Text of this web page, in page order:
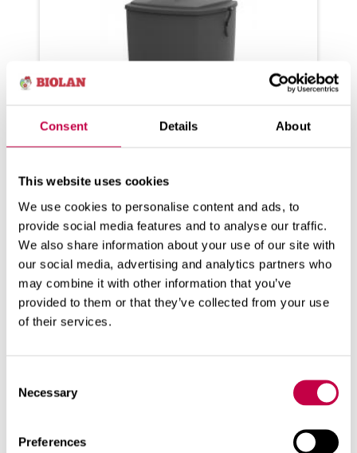
Consent Details About
This website uses cookies
We use cookies to personalise content and ads, to
provide social media features and to analyse our traffic.
We also share information about your use of our site with
our social media, advertising and analytics partners who
may combine it with other information that you’ve
provided to them or that they’ve collected from your use
of their services.
Selection
Necessary
Preferences
BIO­LAN MÖK­KI­KOM­POS­TO­RI
Käy­mä­lä- ja keit­tiö­jät­teen kom­pos­
toin­tiin ke­sä­ai­ka­na Läm­pö­eris­tet­ty
run­ko, eris­tä­mä­tön kan­si ...
KATSO LISÄÄ